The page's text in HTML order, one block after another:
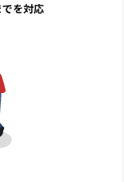
を対応